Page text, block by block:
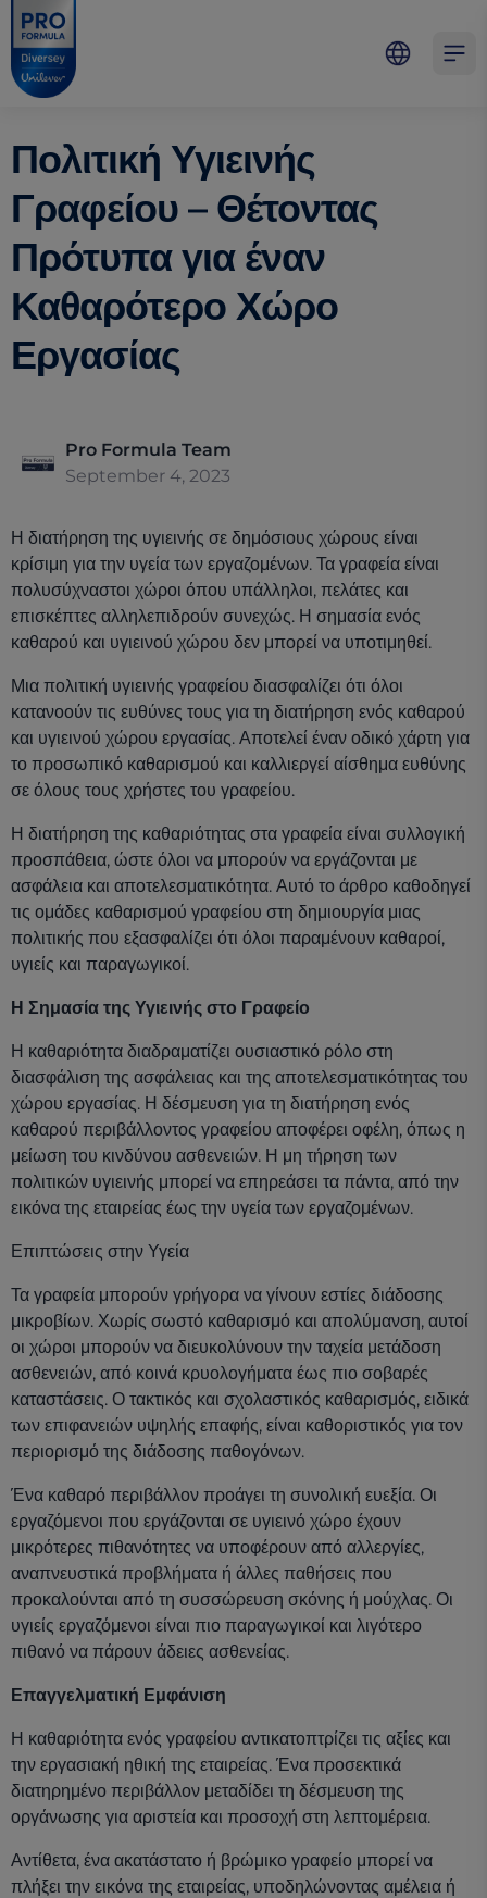
Skip to main content
Skip to navigation
Skip to footer
Pro Formula
Πολιτική Υγιεινής
Γραφείου – Θέτοντας
Πρότυπα για έναν
Καθαρότερο Χώρο
Εργασίας
Pro Formula Team
September 4, 2023
Η διατήρηση της υγιεινής σε δημόσιους χώρους είναι
κρίσιμη για την υγεία των εργαζομένων. Τα γραφεία είναι
πολυσύχναστοι χώροι όπου υπάλληλοι, πελάτες και
επισκέπτες αλληλεπιδρούν συνεχώς. Η σημασία ενός
καθαρού και υγιεινού χώρου δεν μπορεί να υποτιμηθεί.
Μια πολιτική υγιεινής γραφείου διασφαλίζει ότι όλοι
κατανοούν τις ευθύνες τους για τη διατήρηση ενός καθαρού
και υγιεινού χώρου εργασίας. Αποτελεί έναν οδικό χάρτη για
το προσωπικό καθαρισμού και καλλιεργεί αίσθημα ευθύνης
σε όλους τους χρήστες του γραφείου.
Η διατήρηση της καθαριότητας στα γραφεία είναι συλλογική
προσπάθεια, ώστε όλοι να μπορούν να εργάζονται με
ασφάλεια και αποτελεσματικότητα. Αυτό το άρθρο καθοδηγεί
τις ομάδες καθαρισμού γραφείου στη δημιουργία μιας
πολιτικής που εξασφαλίζει ότι όλοι παραμένουν καθαροί,
υγιείς και παραγωγικοί.
Η Σημασία της Υγιεινής στο Γραφείο
Η καθαριότητα διαδραματίζει ουσιαστικό ρόλο στη
διασφάλιση της ασφάλειας και της αποτελεσματικότητας του
χώρου εργασίας. Η δέσμευση για τη διατήρηση ενός
καθαρού περιβάλλοντος γραφείου αποφέρει οφέλη, όπως η
μείωση του κινδύνου ασθενειών. Η μη τήρηση των
πολιτικών υγιεινής μπορεί να επηρεάσει τα πάντα, από την
εικόνα της εταιρείας έως την υγεία των εργαζομένων.
Επιπτώσεις στην Υγεία
Τα γραφεία μπορούν γρήγορα να γίνουν εστίες διάδοσης
μικροβίων. Χωρίς σωστό καθαρισμό και απολύμανση, αυτοί
οι χώροι μπορούν να διευκολύνουν την ταχεία μετάδοση
ασθενειών, από κοινά κρυολογήματα έως πιο σοβαρές
καταστάσεις. Ο τακτικός και σχολαστικός καθαρισμός, ειδικά
των επιφανειών υψηλής επαφής, είναι καθοριστικός για τον
περιορισμό της διάδοσης παθογόνων.
Ένα καθαρό περιβάλλον προάγει τη συνολική ευεξία. Οι
εργαζόμενοι που εργάζονται σε υγιεινό χώρο έχουν
μικρότερες πιθανότητες να υποφέρουν από αλλεργίες,
αναπνευστικά προβλήματα ή άλλες παθήσεις που
προκαλούνται από τη συσσώρευση σκόνης ή μούχλας. Οι
υγιείς εργαζόμενοι είναι πιο παραγωγικοί και λιγότερο
πιθανό να πάρουν άδειες ασθενείας.
Επαγγελματική Εμφάνιση
Η καθαριότητα ενός γραφείου αντικατοπτρίζει τις αξίες και
την εργασιακή ηθική της εταιρείας. Ένα προσεκτικά
διατηρημένο περιβάλλον μεταδίδει τη δέσμευση της
οργάνωσης για αριστεία και προσοχή στη λεπτομέρεια.
Αντίθετα, ένα ακατάστατο ή βρώμικο γραφείο μπορεί να
πλήξει την εικόνα της εταιρείας, υποδηλώνοντας αμέλεια ή